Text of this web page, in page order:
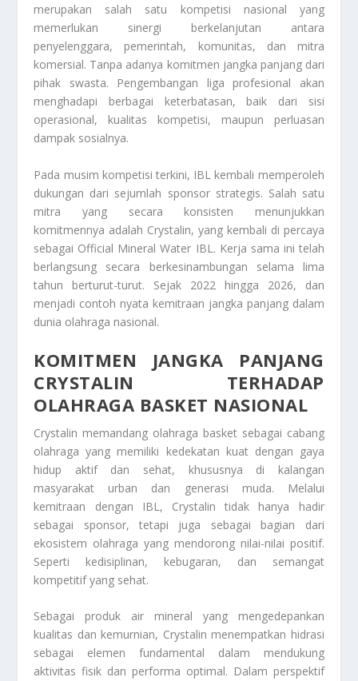
merupakan salah satu kompetisi nasional yang
memerlukan sinergi berkelanjutan antara
penyelenggara, pemerintah, komunitas, dan mitra
komersial. Tanpa adanya komitmen jangka panjang dari
pihak swasta. Pengembangan liga profesional akan
menghadapi berbagai keterbatasan, baik dari sisi
operasional, kualitas kompetisi, maupun perluasan
dampak sosialnya.
Pada musim kompetisi terkini, IBL kembali memperoleh
dukungan dari sejumlah sponsor strategis. Salah satu
mitra yang secara konsisten menunjukkan
komitmennya adalah Crystalin, yang kembali di percaya
sebagai Official Mineral Water IBL. Kerja sama ini telah
berlangsung secara berkesinambungan selama lima
tahun berturut-turut. Sejak 2022 hingga 2026, dan
menjadi contoh nyata kemitraan jangka panjang dalam
dunia olahraga nasional.
KOMITMEN JANGKA PANJANG
CRYSTALIN TERHADAP
OLAHRAGA BASKET NASIONAL
Crystalin memandang olahraga basket sebagai cabang
olahraga yang memiliki kedekatan kuat dengan gaya
hidup aktif dan sehat, khususnya di kalangan
masyarakat urban dan generasi muda. Melalui
kemitraan dengan IBL, Crystalin tidak hanya hadir
sebagai sponsor, tetapi juga sebagai bagian dari
ekosistem olahraga yang mendorong nilai-nilai positif.
Seperti kedisiplinan, kebugaran, dan semangat
kompetitif yang sehat.
Sebagai produk air mineral yang mengedepankan
kualitas dan kemurnian, Crystalin menempatkan hidrasi
sebagai elemen fundamental dalam mendukung
aktivitas fisik dan performa optimal. Dalam perspektif